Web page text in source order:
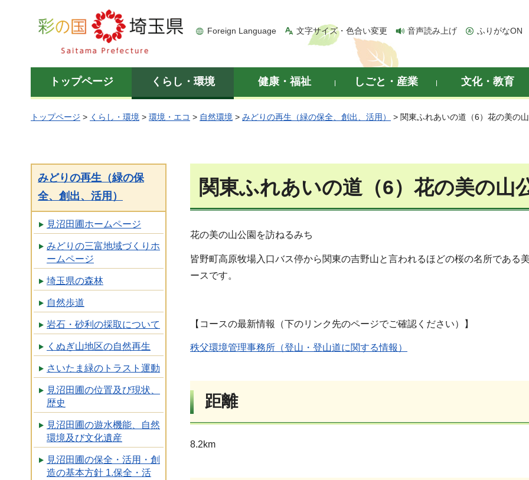
彩の国 埼玉県
Foreign Language 文字サイズ・色合い変更 音声読み上げ ふりがなON
トップページ くらし・環境 健康・福祉 しごと・産業 文化・教育
トップページ > くらし・環境 > 環境・エコ > 自然環境 > みどりの再生（緑の保全、創出、活用） > 関東ふれあいの道（6）花の美の
みどりの再生（緑の保
全、創出、活用）
見沼田圃ホームページ
みどりの三富地域づくりホ
ームページ
埼玉県の森林
自然歩道
岩石・砂利の採取について
くぬぎ山地区の自然再生
さいたま緑のトラスト運動
見沼田圃の位置及び現状、
歴史
見沼田圃の遊水機能、自然
環境及び文化遺産
見沼田圃の保全・活用・創
造の基本方針 1.保全・活
関東ふれあいの道（6）花の美の山
花の美の山公園を訪ねるみち
皆野町高原牧場入口バス停から関東の吉野山と言われるほどの桜の名所である
ースです。
【コースの最新情報（下のリンク先のページでご確認ください）】
秩父環境管理事務所（登山・登山道に関する情報）
距離
8.2km